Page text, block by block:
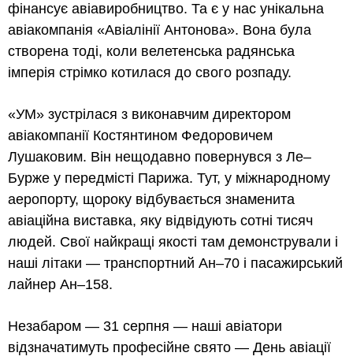
фінансує авіавиробництво. Та є у нас унікальна
авіакомпанія «Авіалінії Антонова». Вона була
створена тоді, коли велетенська радянська
імперія стрімко котилася до свого розпаду.
«УМ» зустрілася з виконавчим директором
авіакомпанії Костянтином Федоровичем
Лушаковим. Він нещодавно повернувся з Ле–
Бурже у передмісті Парижа. Тут, у міжнародному
аеропорту, щороку відбувається знаменита
авіаційна виставка, яку відвідують сотні тисяч
людей. Свої найкращі якості там демонстрували і
наші літаки — транспортний Ан–70 і пасажирський
лайнер Ан–158.
Незабаром — 31 серпня — наші авіатори
відзначатимуть професійне свято — День авіації